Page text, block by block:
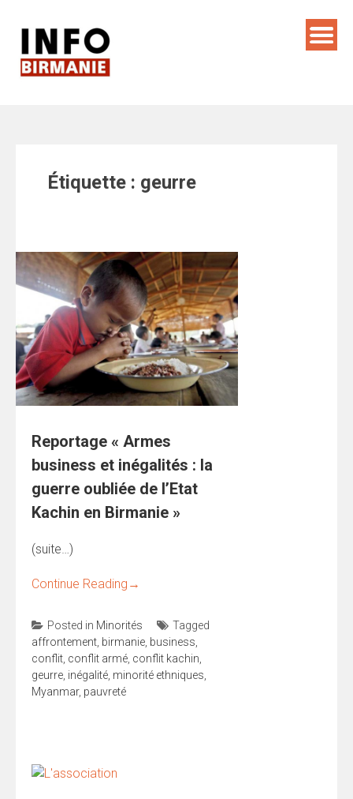
Étiquette : geurre
Reportage « Armes
business et inégalités : la
guerre oubliée de l’Etat
Kachin en Birmanie »
(suite…)
Continue Reading →
Posted in Minorités
Tagged
affrontement birmanie business
conflit conflit armé conflit kachin
geurre inégalité minorité ethniques
Myanmar, pauvreté